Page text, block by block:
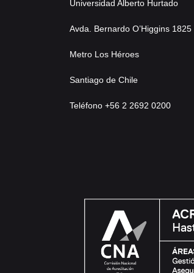
Universidad Alberto Hurtado
Avda. Bernardo O’Higgins 1825
Metro Los Héroes
Santiago de Chile
Teléfono +56 2 2692 0200